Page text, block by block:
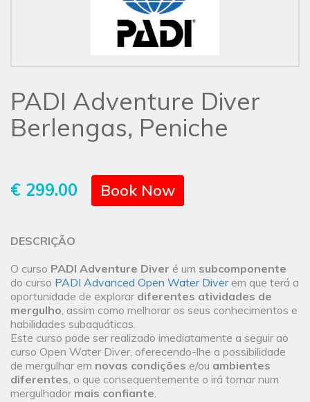
PADI Adventure Diver
Berlengas, Peniche
€ 299.00 Book Now
DESCRIÇÃO
O curso PADI Adventure Diver é um subcomponente
do curso PADI Advanced Open Water Diverem que terá a
oportunidade de explorar diferentes atividades de
mergulho, assim como melhorar os seus conhecimentos e
habilidades subaquáticas.
Este curso pode ser realizado imediatamente a seguir ao
curso Open Water Diver, oferecendo-lhe a possibilidade
de mergulhar em novas condições e/ou ambientes
diferentes, o que consequentemente o irá tornar num
mergulhador mais confiante.